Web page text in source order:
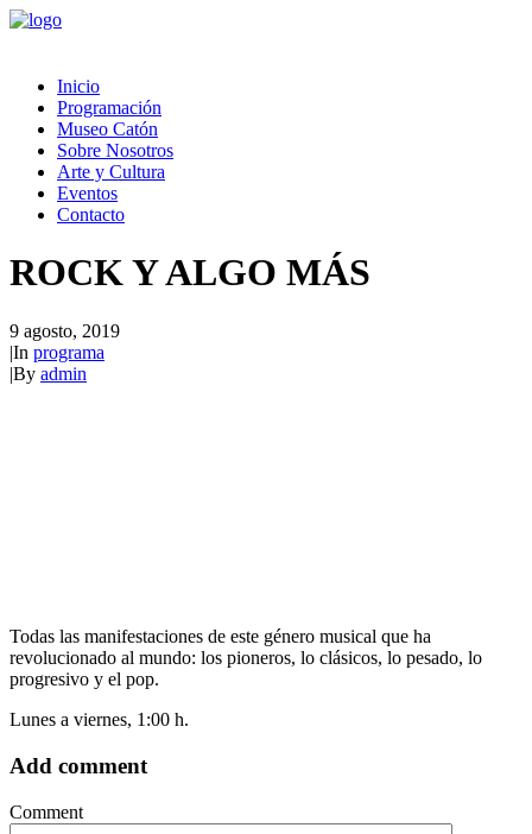
Inicio
Programación
Museo Catón
Sobre Nosotros
Arte y Cultura
Eventos
Contacto
ROCK Y ALGO MÁS
9 agosto, 2019
|In programa
|By admin
Todas las manifestaciones de este género musical que ha
revolucionado al mundo: los pioneros, lo clásicos, lo pesado, lo
progresivo y el pop.
Lunes a viernes, 1:00 h.
Add comment
Comment